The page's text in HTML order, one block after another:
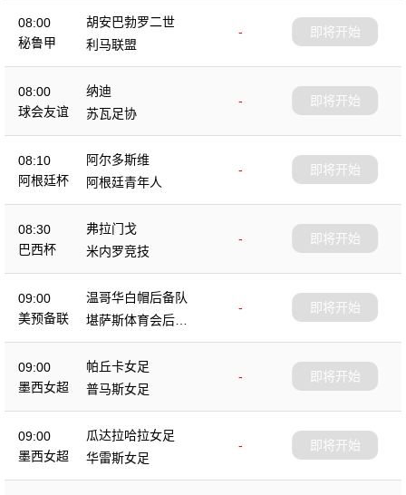
08:00
秘鲁甲
胡安巴勃罗二世
-
利马联盟
即将开始
08:00
球会友谊
纳迪
-
苏瓦足协
即将开始
08:10
阿根廷杯
阿尔多斯维
-
阿根廷青年人
即将开始
08:30
巴西杯
弗拉门戈
-
米内罗竞技
即将开始
09:00
美预备联
温哥华白帽后备队
-
堪萨斯体育会后备
队
即将开始
09:00
墨西女超
帕丘卡女足
-
普马斯女足
即将开始
09:00
墨西女超
瓜达拉哈拉女足
-
华雷斯女足
即将开始